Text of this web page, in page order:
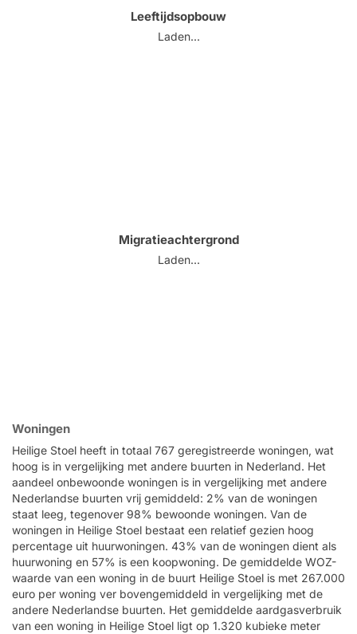
Leeftijdsopbouw
Laden...
Migratieachtergrond
Laden...
Woningen
Heilige Stoel heeft in totaal 767 geregistreerde woningen, wat
hoog is in vergelijking met andere buurten in Nederland. Het
aandeel onbewoonde woningen is in vergelijking met andere
Nederlandse buurten vrij gemiddeld: 2% van de woningen
staat leeg, tegenover 98% bewoonde woningen. Van de
woningen in Heilige Stoel bestaat een relatief gezien hoog
percentage uit huurwoningen. 43% van de woningen dient als
huurwoning en 57% is een koopwoning. De gemiddelde WOZ-
waarde van een woning in de buurt Heilige Stoel is met 267.000
euro per woning ver bovengemiddeld in vergelijking met de
andere Nederlandse buurten. Het gemiddelde aardgasverbruik
van een woning in Heilige Stoel ligt op 1.320 kubieke meter